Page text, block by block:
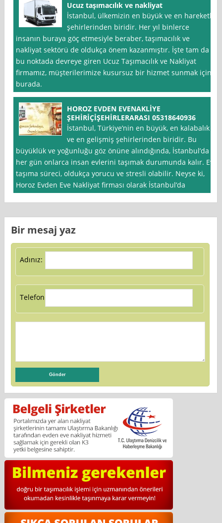
Ucuz taşımacılık ve nakliyat
İstanbul, ülkemizin en büyük ve en hareketli
şehirlerinden biridir. Her yıl binlerce
insanın buraya göç etmesiyle beraber, taşımacılık ve
nakliyat sektörü de oldukça önem kazanmıştır. İşte tam da
bu noktada devreye giren Ucuz Taşımacılık ve Nakliyat
firmamız, müşterilerimize kusursuz bir hizmet sunmak için
burada.
HOROZ EVDEN EVENAKLİYE
ŞEHİRİÇİŞEHİRLERARASI 05318640936
İstanbul, Türkiye’nin en büyük, en kalabalık
ve en gelişmiş şehirlerinden biridir. Bu
büyüklük ve yoğunluğu göz önüne alındığında, İstanbul’da
her gün onlarca insan evlerini taşımak durumunda kalır. Ev
taşıma süreci, oldukça yorucu ve stresli olabilir. Neyse ki,
Horoz Evden Eve Nakliyat firması olarak İstanbul’da
Bir mesaj yaz
Adınız:
Telefon: